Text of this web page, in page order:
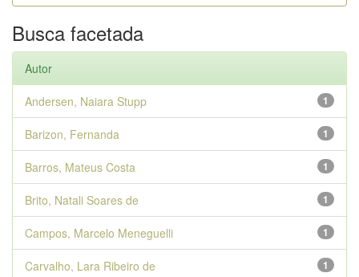
Busca facetada
Autor
1
Andersen, Naiara Stupp
1
Barizon, Fernanda
1
Barros, Mateus Costa
1
Brito, Natali Soares de
1
Campos, Marcelo Meneguelli
1
Carvalho, Lara Ribeiro de